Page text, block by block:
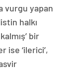
vurgu yapan
halkı
bir
ise ‘ilerici’,